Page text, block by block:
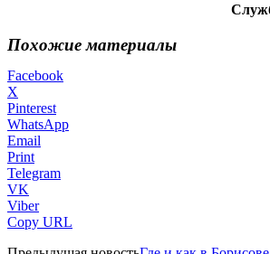
Похожие материалы
Facebook
X
Pinterest
WhatsApp
Email
Print
Telegram
VK
Viber
Copy URL